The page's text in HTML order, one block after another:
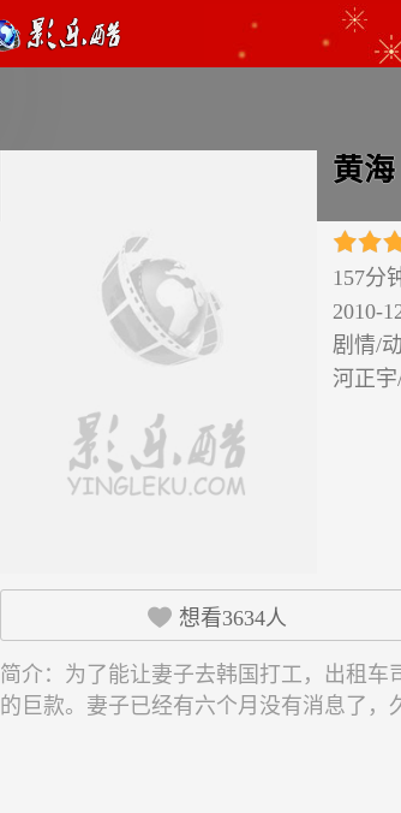
黄海
157分
2010-
剧情/
河正
 想看3634人
简介： 为了能让妻子去韩国打工，出租车
的巨款。妻子已经有六个月没有消息了